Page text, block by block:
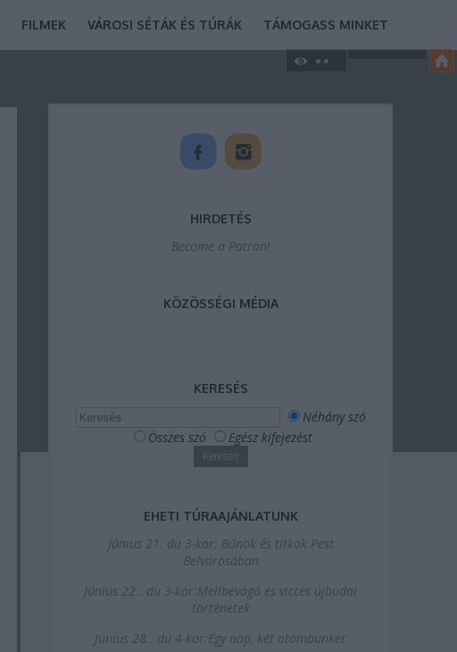
FILMEK VÁROSI SÉTÁK ÉS TÚRÁK TÁMOGASS MINKET
HIRDETÉS
Become a Patron!
KÖZÖSSÉGI MÉDIA
KERESÉS
Néhány szó
Összes szó
Egész kifejezést
EHETI TÚRAAJÁNLATUNK
Június 21. du 3-kor: Bűnök és titkok Pest
Belvárosában
Június 22.. du 3-kor:Mellbevágó és vicces újbudai
történetek
Június 28.. du 4-kor:Egy nap, két atombunker